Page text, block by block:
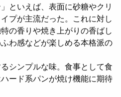
といえば、表面に砂糖やクリ
プが主流だった。これに対し
の香りや焼き上がりの香ばし
わ感などが楽しめる本格派の
シンプルな味。食事として食
ード系パンが焼け機能に期待